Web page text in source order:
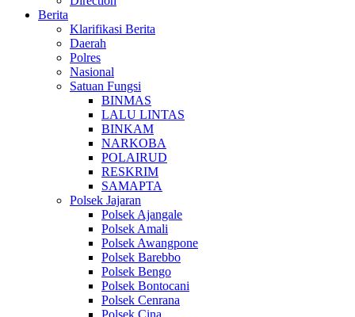
Berita
Klarifikasi Berita
Daerah
Polres
Nasional
Satuan Fungsi
BINMAS
LALU LINTAS
BINKAM
NARKOBA
POLAIRUD
RESKRIM
SAMAPTA
Polsek Jajaran
Polsek Ajangale
Polsek Amali
Polsek Awangpone
Polsek Barebbo
Polsek Bengo
Polsek Bontocani
Polsek Cenrana
Polsek Cina